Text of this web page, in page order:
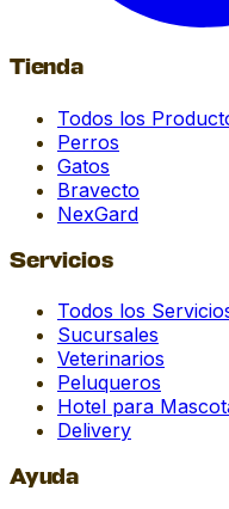
Tienda
Todos los
Perros
Gatos
Bravecto
NexGard
Servicios
Todos los
Sucursales
Veterinarios
Peluqueros
Hotel para
Delivery
Ayuda